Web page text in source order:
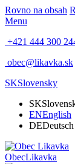
Rovno na obsah
Menu
+421 444 300
obec@likavka.sk
SKSlovensky
SK
ENEnglish
DEDeutsch
ObecLikavka